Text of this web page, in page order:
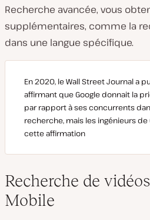
Recherche avancée, vous
supplémentaires, comme la
dans une langue spécifique.
En 2020, le Wall Street Journal a
affirmant que Google donnait la
par rapport à ses concurrents
recherche, mais les ingénieurs
cette affirmation
Recherche de
Mobile